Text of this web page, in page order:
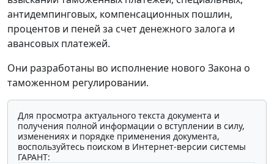
антидемпинговых, компенсационных пошлин,
процентов и пеней за счет денежного залога и
авансовых платежей.
Они разработаны во исполнение нового Закона о
таможенном регулировании.
Для просмотра актуального текста документа и
получения полной информации о вступлении в силу,
изменениях и порядке применения документа,
воспользуйтесь поиском в Интернет-версии системы
ГАРАНТ: